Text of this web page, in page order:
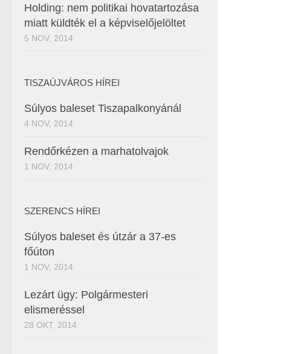
Holding: nem politikai hovatartozása
miatt küldték el a képviselőjelöltet
5 NOV, 2014
TISZAÚJVÁROS HÍREI
Súlyos baleset Tiszapalkonyánál
4 NOV, 2014
Rendőrkézen a marhatolvajok
1 NOV, 2014
SZERENCS HÍREI
Súlyos baleset és útzár a 37-es
főúton
1 NOV, 2014
Lezárt ügy: Polgármesteri
elismeréssel
28 OKT, 2014